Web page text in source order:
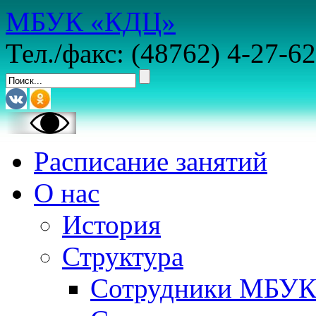
МБУК «КДЦ»
Тел./факс: (48762) 4-27-62
Расписание занятий
О нас
История
Структура
Сотрудники